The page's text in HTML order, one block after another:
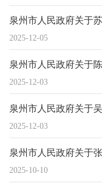
2025-12-05
泉州市人民政府关于
2025-12-03
泉州市人民政府关于
2025-12-03
泉州市人民政府关于
2025-10-10
泉州市人民政府关于